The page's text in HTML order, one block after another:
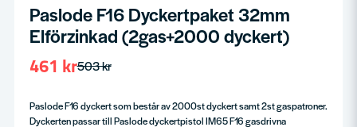
Paslode F16 Dyckertpaket 32mm
Elförzinkad (2gas+2000 dyckert)
503 kr
461 kr
Paslode F16 dyckert som består av 2000st dyckert samt 2st gaspatroner.
Dyckerten passar till Paslode dyckertpistol IM65 F16 gasdrivna